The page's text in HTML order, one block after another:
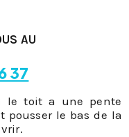
AU
37
le toit a une pente
pousser le bas de la